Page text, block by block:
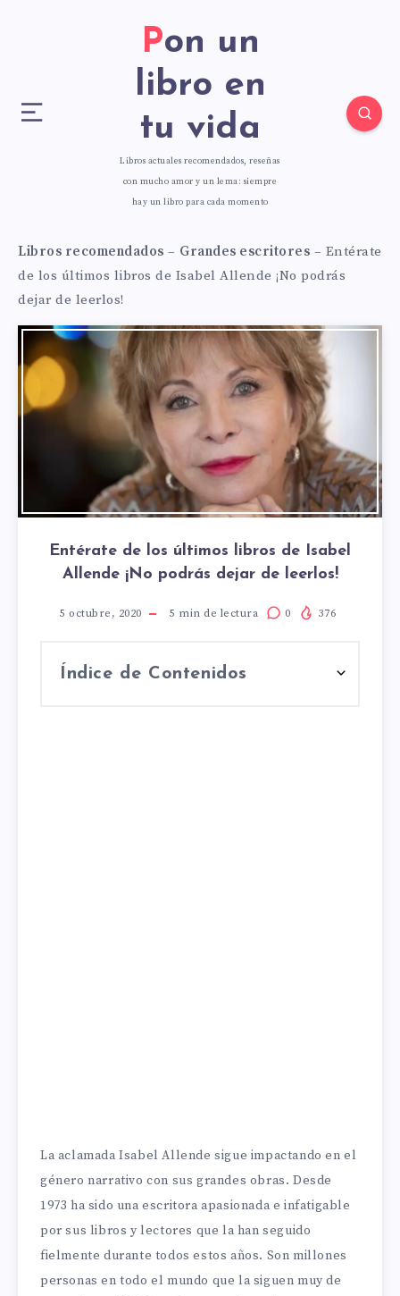
Pon un
libro en
tu vida
Libros actuales recomendados, reseñas
con mucho amor y un lema: siempre
hay un libro para cada momento
Libros recomendados – Grandes escritores – Entérate
de los últimos libros de Isabel Allende ¡No podrás
dejar de leerlos!
Entérate de los últimos libros de Isabel
Allende ¡No podrás dejar de leerlos!
5 octubre, 2020 5 min de lectura 0 376
Índice de Contenidos
La aclamada Isabel Allende sigue impactando en el
género narrativo con sus grandes obras. Desde
1973 ha sido una escritora apasionada e infatigable
por sus libros y lectores que la han seguido
fielmente durante todos estos años. Son millones
personas en todo el mundo que la siguen muy de